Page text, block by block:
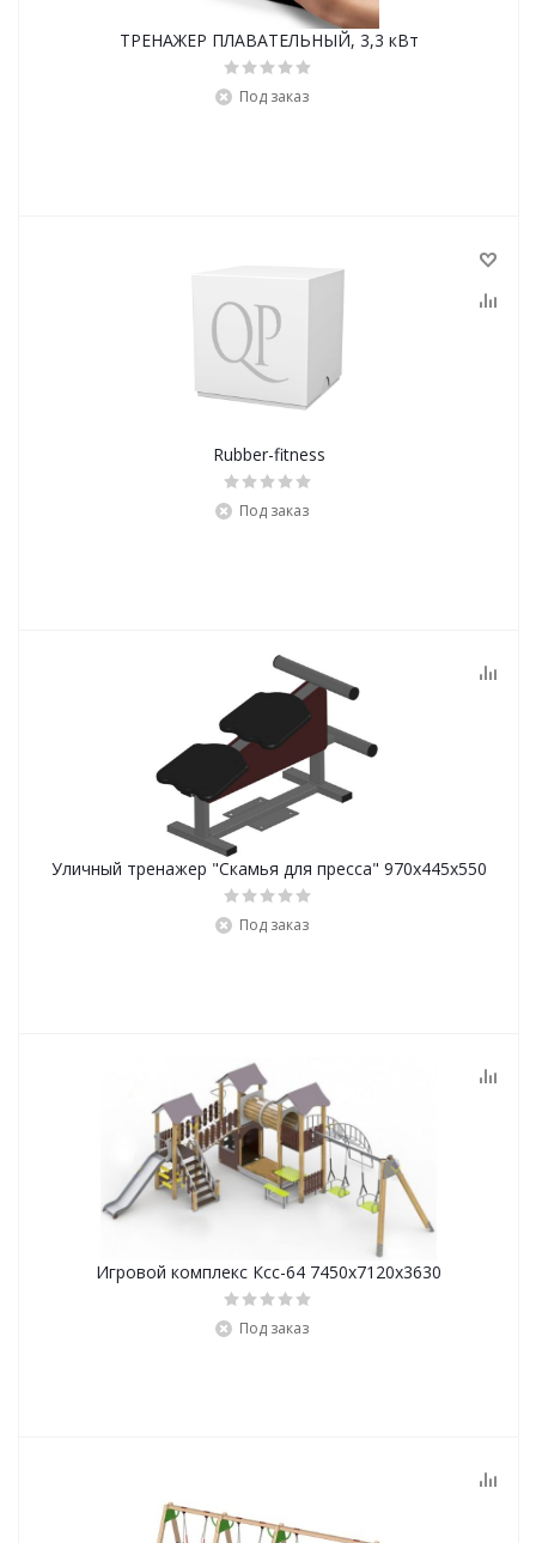
ТРЕНАЖЕР ПЛАВАТЕЛЬНЫЙ, 3,3 кВт
Под заказ
Rubber-fitness
Под заказ
Уличный тренажер "Скамья для пресса" 970х445х550
Под заказ
Игровой комплекс Ксс-64 7450х7120х3630
Под заказ